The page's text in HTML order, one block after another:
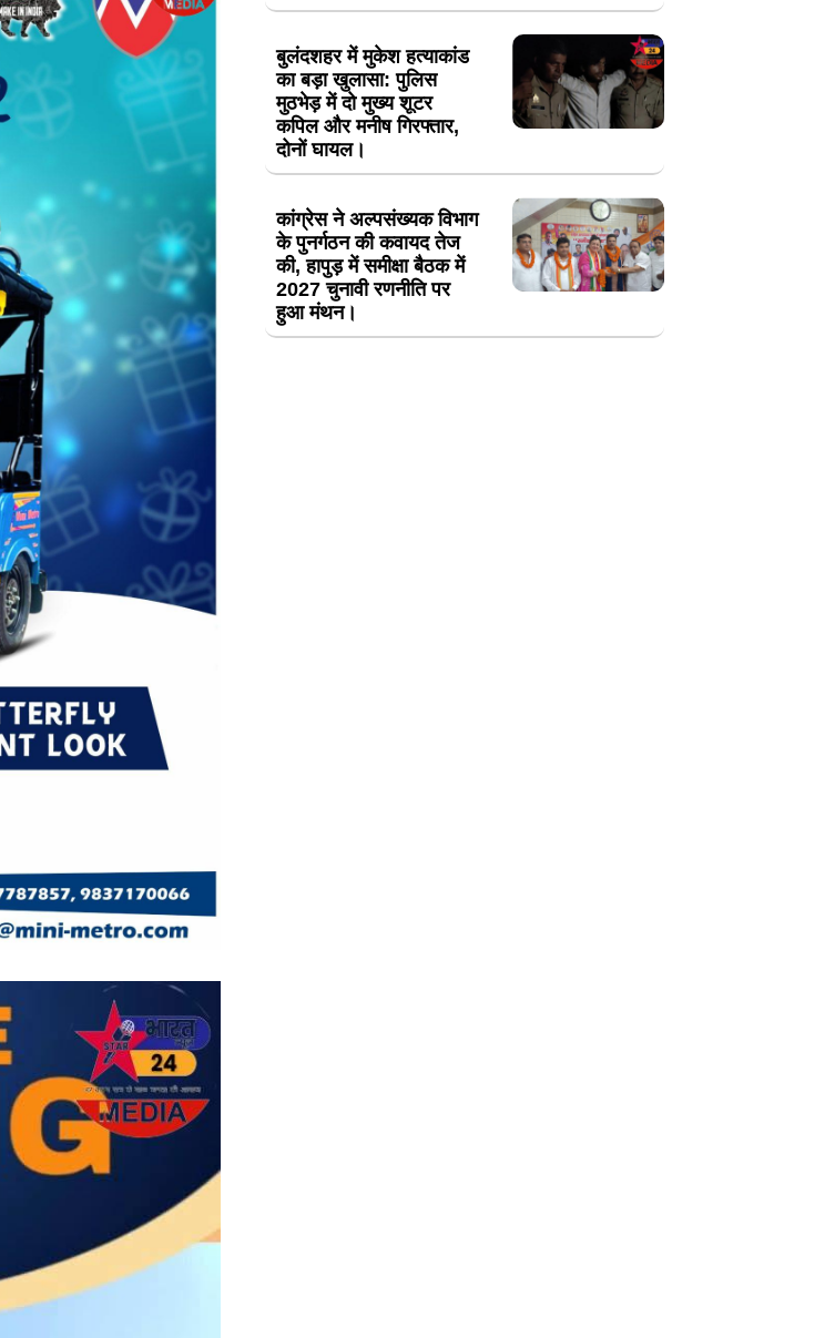
बुलंदशहर में मुकेश हत्याकांड
का बड़ा खुलासा: पुलिस
मुठभेड़ में दो मुख्य शूटर
कपिल और मनीष गिरफ्तार,
दोनों घायल।
कांग्रेस ने अल्पसंख्यक विभाग
के पुनर्गठन की कवायद तेज
की, हापुड़ में समीक्षा बैठक में
2027 चुनावी रणनीति पर
हुआ मंथन।